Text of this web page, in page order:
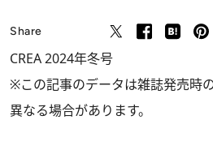
Share
CREA 2024年冬号
※この記事のデータは雑誌発売時
異なる場合があります。